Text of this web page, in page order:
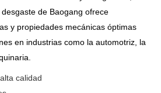
de Baogang ofrece
y propiedades mecánicas óptimas
en industrias como la automotriz, la
calidad